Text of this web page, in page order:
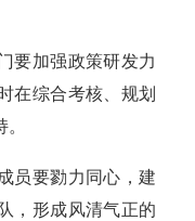
要加强政策研发力
在综合考核、规划
员要勠力同心，建
，形成风清气正的